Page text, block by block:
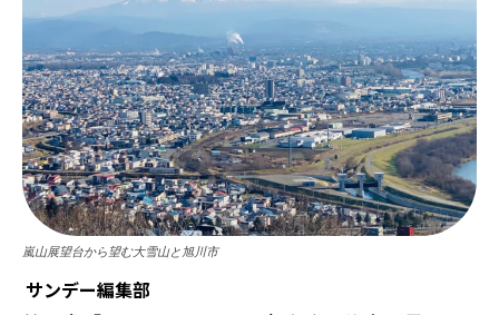
嵐山展望台から望む大雪山と旭川市
サンデー編集部